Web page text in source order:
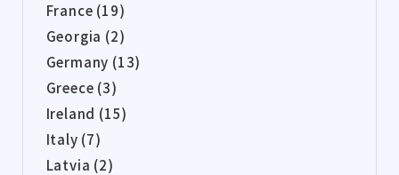
France (19)
Georgia (2)
Germany (13)
Greece (3)
Ireland (15)
Italy (7)
Latvia (2)